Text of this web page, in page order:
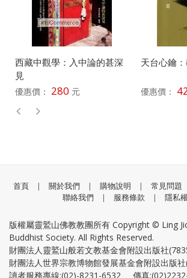
西藏中觀學：入中論的甚深
見
優惠價： 280 元
天台心鑰
優惠價：
首頁 | 關於我們 | 購物說明 | 常見問題
聯絡我們
| 服務條款 | 隱私
版權屬靈鷲山佛教教團所有 Copyright © Ling
Buddhist Society. All Rights Reserved.
財團法人靈鷲山般若文教基金會附設出版社
財團法人世界宗教博物館發展基金會附設出版
讀者服務專線:(02)-8231-6532 傳真